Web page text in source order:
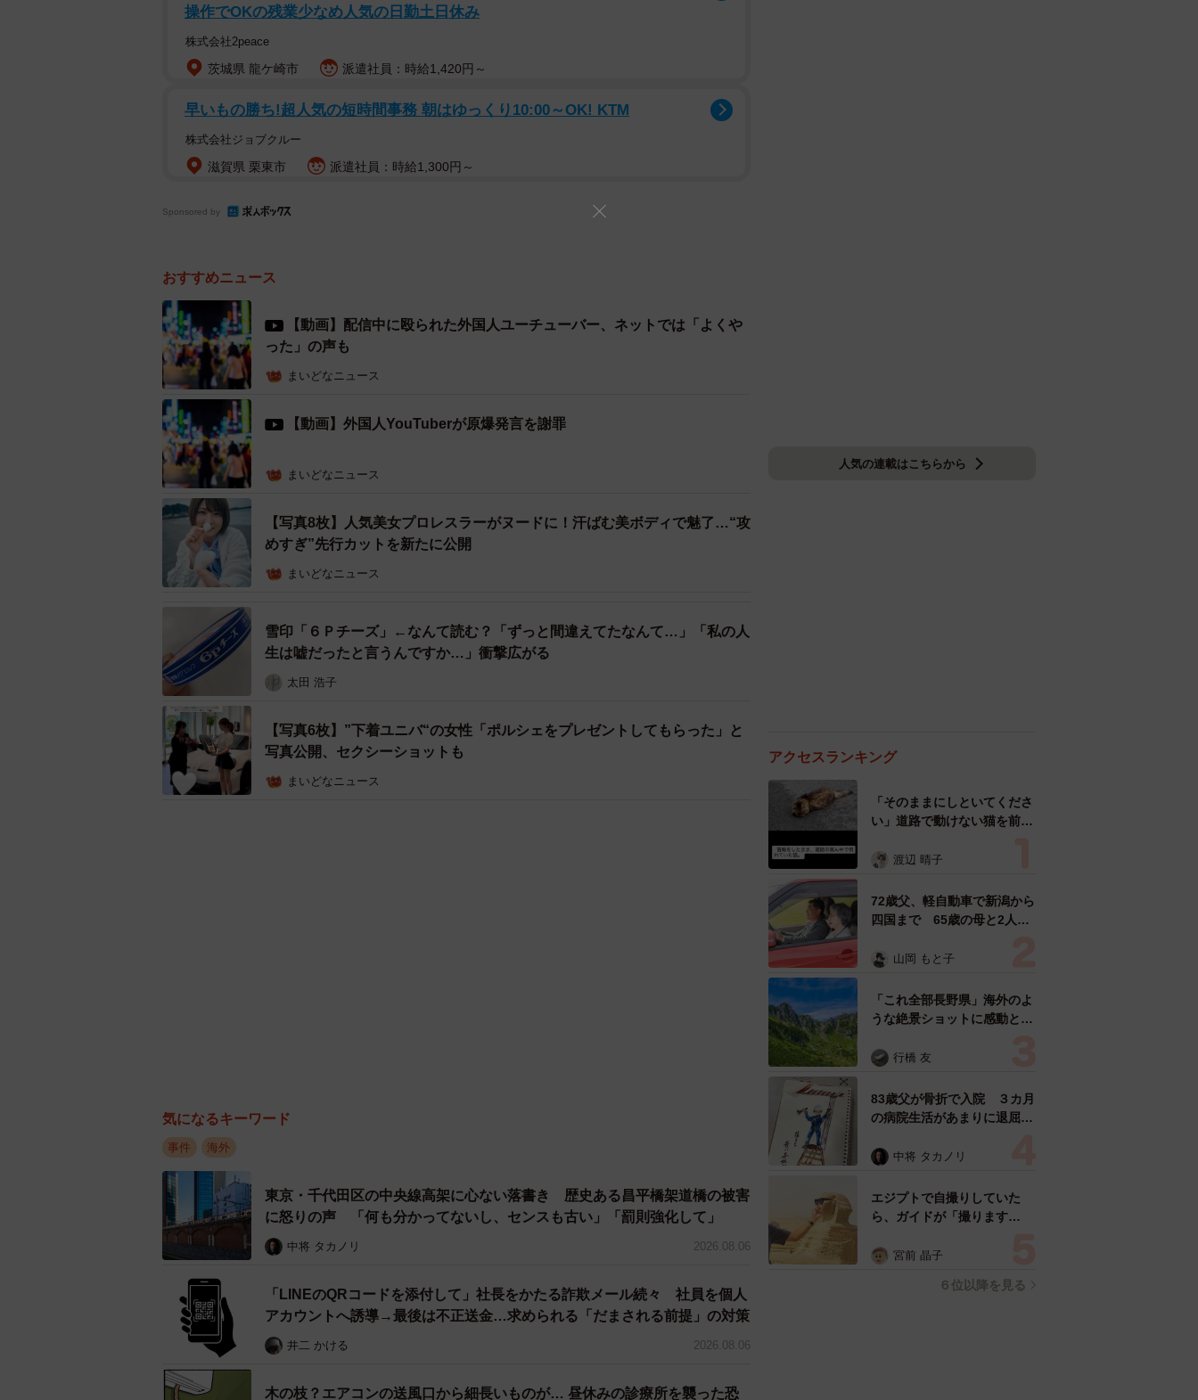
操作でOKの残業少なめ人気の日勤土日休み
株式会社2peace
茨城県 龍ケ崎市 派遣社員：時給1,420円～
早いもの勝ち!超人気の短時間事務 朝はゆっくり10:00～OK! KTM
株式会社ジョブクルー
滋賀県 栗東市 派遣社員：時給1,300円～
Sponsored by
おすすめニュース
【動画】配信中に殴られた外国人ユーチューバー、ネットでは「よくや
った」の声も
まいどなニュース
【動画】外国人YouTuberが原爆発言を謝罪
まいどなニュース
【写真8枚】人気美女プロレスラーがヌードに！汗ばむ美ボディで魅了…“攻
めすぎ”先行カットを新たに公開
まいどなニュース
雪印「６Ｐチーズ」←なんて読む？「ずっと間違えてたなんて…」「私の人
生は嘘だったと言うんですか…」衝撃広がる
太田 浩子
【写真6枚】”下着ユニバ“の女性「ポルシェをプレゼントしてもらった」と
写真公開、セクシーショットも
まいどなニュース
気になるキーワード
事件 海外
東京・千代田区の中央線高架に心ない落書き 歴史ある昌平橋架道橋の被害
に怒りの声 「何も分かってないし、センスも古い」「罰則強化して」
中将 タカノリ 2026.08.06
「LINEのQRコードを添付して」社長をかたる詐欺メール続々 社員を個人
アカウントへ誘導→最後は不正送金…求められる「だまされる前提」の対策
井二 かける 2026.08.06
木の枝？エアコンの送風口から細長いものが… 昼休みの診療所を襲った恐
人気の連載はこちらから
アクセスランキング
「そのままにしといてくださ
い」道路で動けない猫を前に
ようとした4日間 「命の重
表の訴え
渡辺 晴子
72歳父、軽自動車で新潟から
四国まで 65歳の母と2人で
憩まで分刻み… 「大学生で
山岡 もと子
「これ全部長野県」海外のよ
うな絶景ショットに感動と反
ったんだって気づいた」
行橋 友
83歳父が骨折で入院 ３カ月
の病院生活があまりに退屈で
い！」→スケッチブックを見
すよ…」
中将 タカノリ
エジプトで自撮りしていた
ら、ガイドが「撮ります
取っていたら……スマホを返
カモ代表かも」「私は6時間
宮前 晶子
６位以降を見る